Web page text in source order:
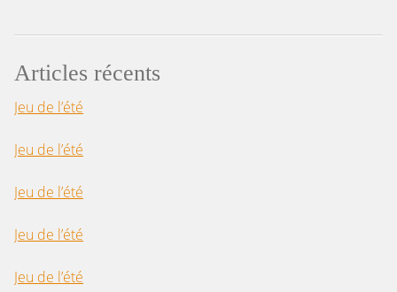
Articles récents
Jeu de l’été
Jeu de l’été
Jeu de l’été
Jeu de l’été
Jeu de l’été